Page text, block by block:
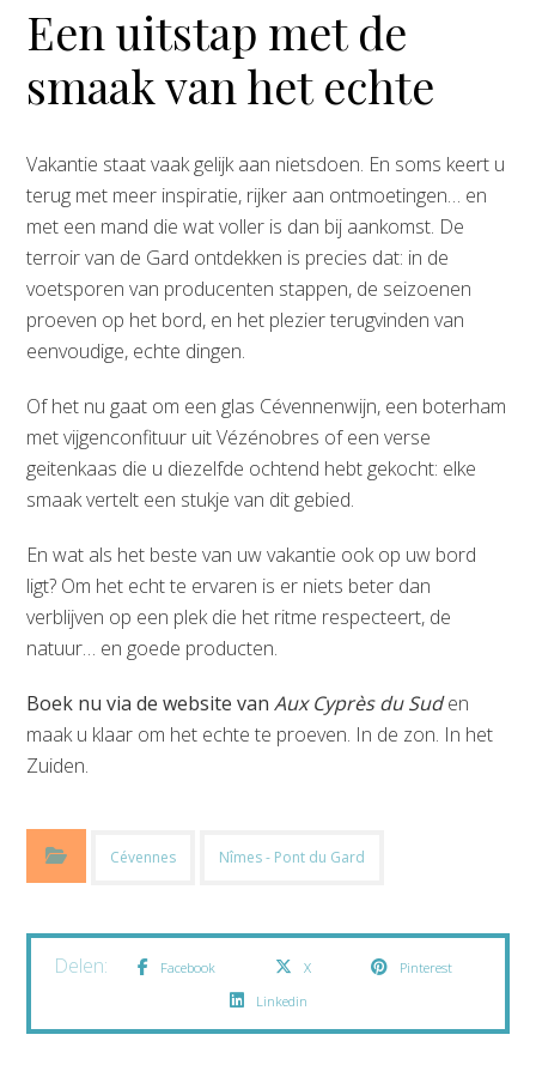
Een uitstap met de
smaak van het echte
Vakantie staat vaak gelijk aan nietsdoen. En soms keert u
terug met meer inspiratie, rijker aan ontmoetingen… en
met een mand die wat voller is dan bij aankomst. De
terroir van de Gard ontdekken is precies dat: in de
voetsporen van producenten stappen, de seizoenen
proeven op het bord, en het plezier terugvinden van
eenvoudige, echte dingen.
Of het nu gaat om een glas Cévennenwijn, een boterham
met vijgenconfituur uit Vézénobres of een verse
geitenkaas die u diezelfde ochtend hebt gekocht: elke
smaak vertelt een stukje van dit gebied.
En wat als het beste van uw vakantie ook op uw bord
ligt? Om het echt te ervaren is er niets beter dan
verblijven op een plek die het ritme respecteert, de
natuur… en goede producten.
Boek nu via de website vanAux Cyprès du Suden
maak u klaar om het echte te proeven. In de zon. In het
Zuiden.
Cévennes Nîmes - Pont du Gard
Facebook X
Pinterest
Linkedin